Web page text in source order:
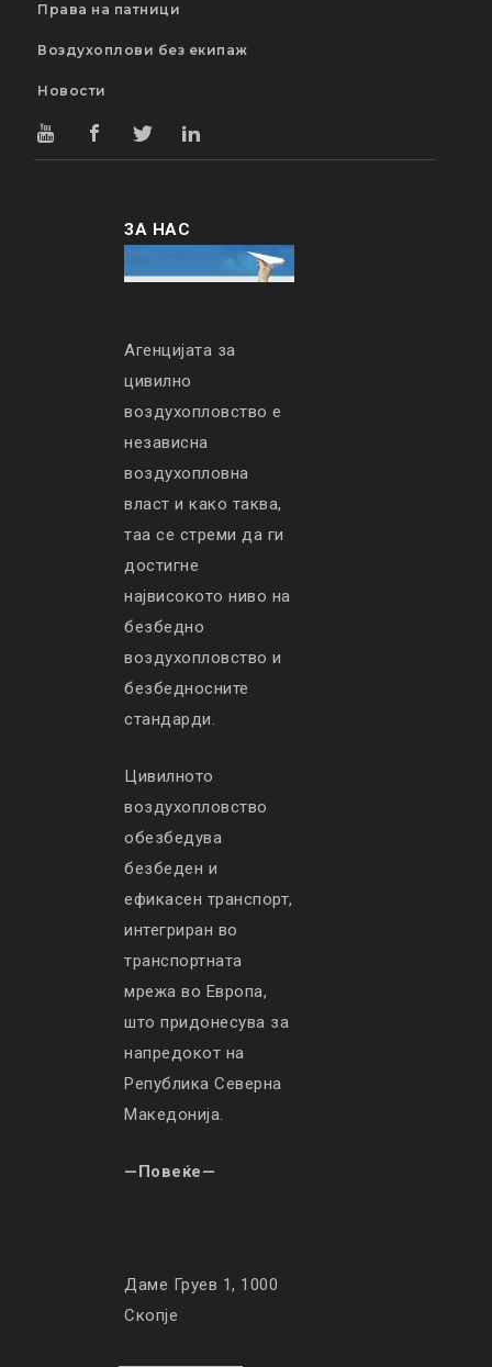
Права на патници
Воздухоплови без екипаж
Новости
ЗА НАС
Агенцијата за
цивилно
воздухопловство е
независна
воздухопловна
власт и како таква,
таа се стреми да ги
достигне
највисокото ниво на
безбедно
воздухопловство и
безбедносните
стандарди.
Цивилното
воздухопловство
обезбедува
безбеден и
ефикасен транспорт,
интегриран во
транспортната
мрежа во Европа,
што придонесува за
напредокот на
Република Северна
Македонија.
—Повеќе—
Даме Груев 1, 1000
Скопје